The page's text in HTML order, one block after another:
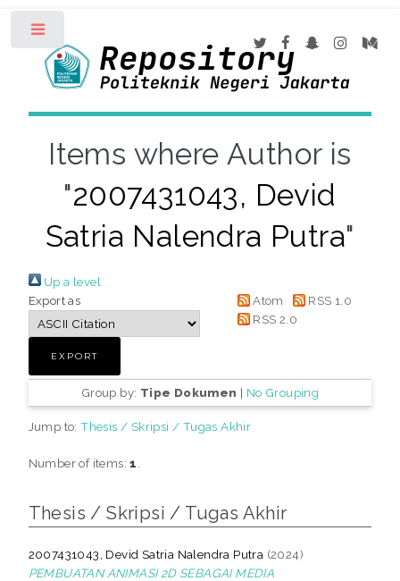
Items where Author is
"2007431043, Devid
Satria Nalendra Putra"
Up a level
Export as
Atom
RSS 1.0
RSS 2.0
Group by: Tipe Dokumen | No Grouping
Jump to:Thesis / Skripsi / Tugas Akhir
Number of items:1
Thesis / Skripsi / Tugas Akhir
2007431043, Devid Satria Nalendra Putra (2024)
PEMBUATAN ANIMASI 2D SEBAGAI MEDIA